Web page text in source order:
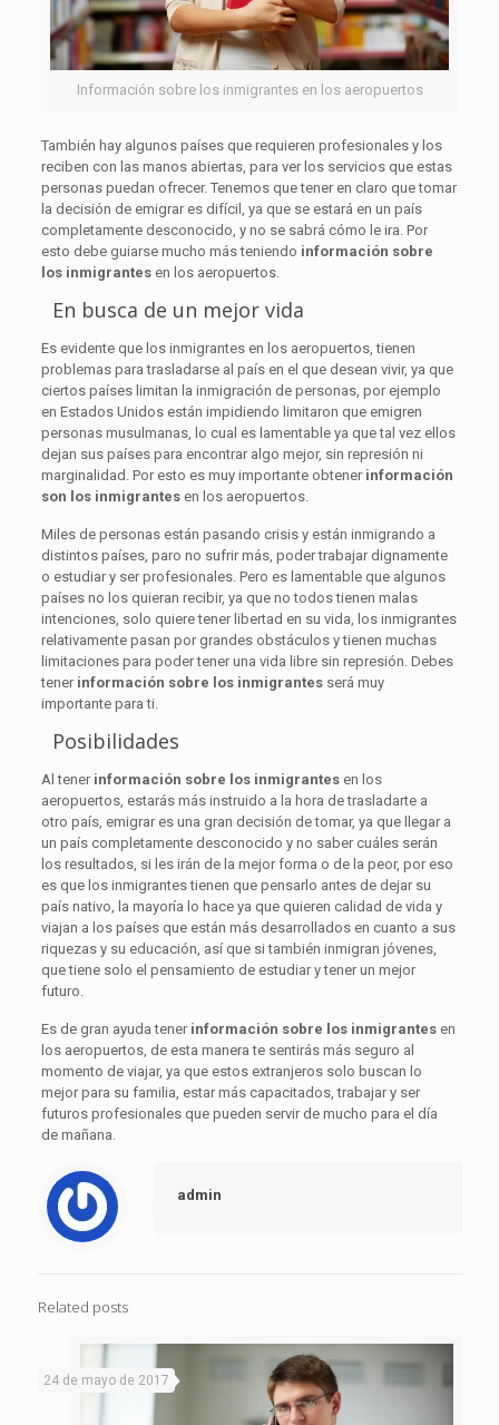
Información sobre los inmigrantes en los aeropuertos
También hay algunos países que requieren profesionales y los
reciben con las manos abiertas, para ver los servicios que estas
personas puedan ofrecer. Tenemos que tener en claro que tomar
la decisión de emigrar es difícil, ya que se estará en un país
completamente desconocido, y no se sabrá cómo le ira. Por
esto debe guiarse mucho más teniendo información sobre
los inmigrantes en los aeropuertos.
En busca de un mejor vida
Es evidente que los inmigrantes en los aeropuertos, tienen
problemas para trasladarse al país en el que desean vivir, ya que
ciertos países limitan la inmigración de personas, por ejemplo
en Estados Unidos están impidiendo limitaron que emigren
personas musulmanas, lo cual es lamentable ya que tal vez ellos
dejan sus países para encontrar algo mejor, sin represión ni
marginalidad. Por esto es muy importante obtenerinformación
son los inmigrantes en los aeropuertos.
Miles de personas están pasando crisis y están inmigrando a
distintos países, paro no sufrir más, poder trabajar dignamente
o estudiar y ser profesionales. Pero es lamentable que algunos
países no los quieran recibir, ya que no todos tienen malas
intenciones, solo quiere tener libertad en su vida, los inmigrantes
relativamente pasan por grandes obstáculos y tienen muchas
limitaciones para poder tener una vida libre sin represión. Debes
tener información sobre los inmigrantes será muy
importante para ti.
Posibilidades
Al tener información sobre los inmigrantes en los
aeropuertos, estarás más instruido a la hora de trasladarte a
otro país, emigrar es una gran decisión de tomar, ya que llegar a
un país completamente desconocido y no saber cuáles serán
los resultados, si les irán de la mejor forma o de la peor, por eso
es que los inmigrantes tienen que pensarlo antes de dejar su
país nativo, la mayoría lo hace ya que quieren calidad de vida y
viajan a los países que están más desarrollados en cuanto a sus
riquezas y su educación, así que si también inmigran jóvenes,
que tiene solo el pensamiento de estudiar y tener un mejor
futuro.
Es de gran ayuda tener información sobre los inmigrantes en
los aeropuertos, de esta manera te sentirás más seguro al
momento de viajar, ya que estos extranjeros solo buscan lo
mejor para su familia, estar más capacitados, trabajar y ser
futuros profesionales que pueden servir de mucho para el día
de mañana.
admin
Related posts
24 de mayo de 2017